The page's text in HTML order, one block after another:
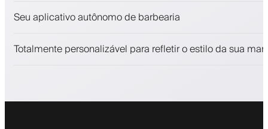
Envolva clientes com um programa de fidelidade
Seu aplicativo autônomo de barbearia
Totalmente personalizável para refletir o estilo da sua